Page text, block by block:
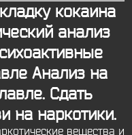
кокаина
анализ
Анализ на
Сдать
на наркотики.
вещества и